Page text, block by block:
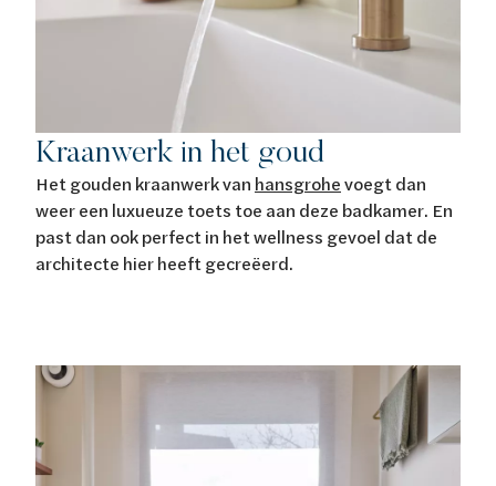
Kraanwerk in het goud
Het gouden kraanwerk van hansgrohevoegt dan
weer een luxueuze toets toe aan deze badkamer. En
past dan ook perfect in het wellness gevoel dat de
architecte hier heeft gecreëerd.